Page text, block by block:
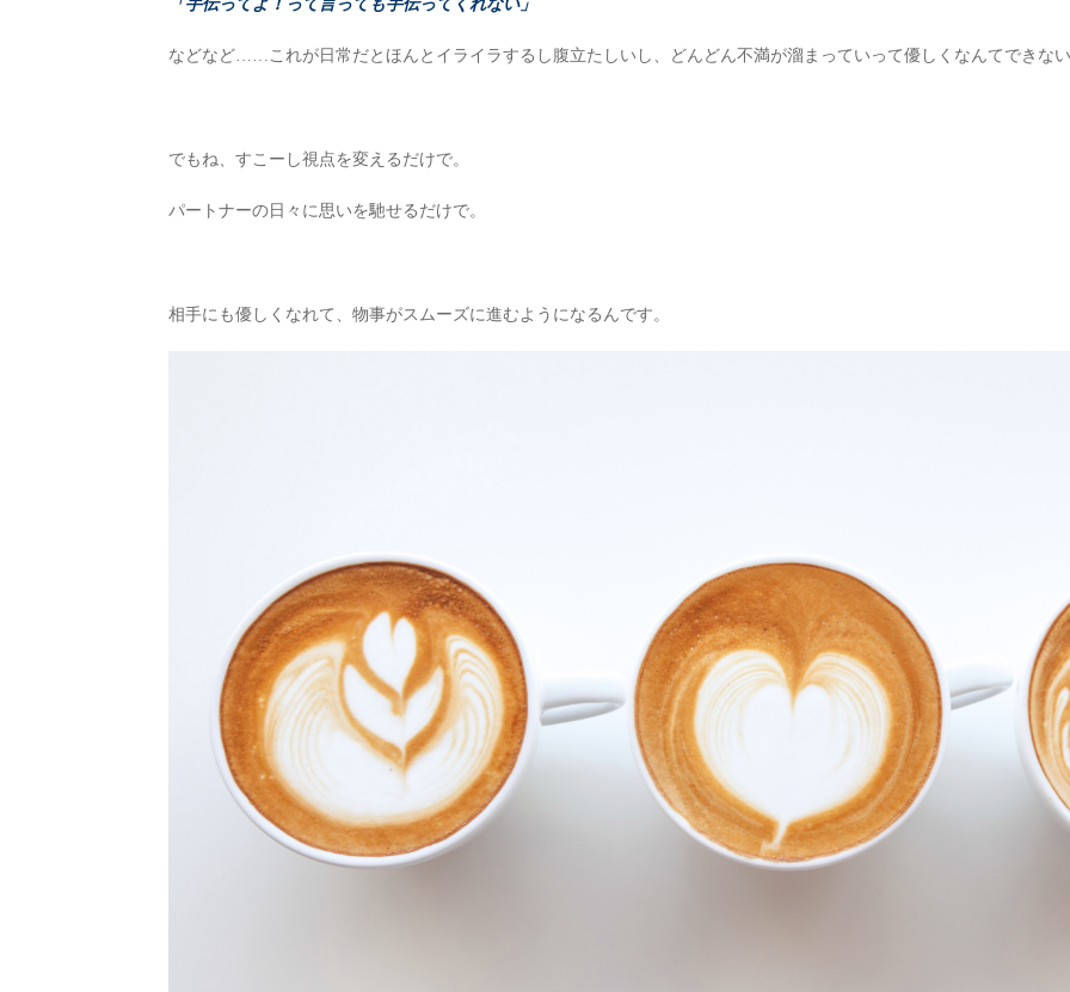
「手伝ってよ！って言っても手伝ってくれない」
などなど……これが日常だとほんとイライラするし腹立たしいし、どんどん不満が溜まっていって優しくなんてできない
でもね、すこーし視点を変えるだけで。
パートナーの日々に思いを馳せるだけで。
相手にも優しくなれて、物事がスムーズに進むようになるんです。